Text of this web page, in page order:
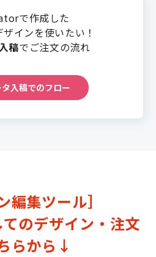
で作成した
インを使いたい！
稿でご注文の流れ
入稿でのフロー
編集ツール］
のデザイン・注文
らから↓